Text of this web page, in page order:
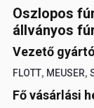
Oszlopos
állványos
Vezető
FLOTT, MEUSER,
Fő vásárlási